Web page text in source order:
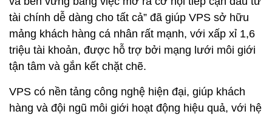
tài chính dễ dàng cho tất cả” đã giúp VPS sở hữu
mảng khách hàng cá nhân rất mạnh, với xấp xỉ 1,6
triệu tài khoản, được hỗ trợ bởi mạng lưới môi giới
tận tâm và gắn kết chặt chẽ.
VPS có nền tảng công nghệ hiện đại, giúp khách
hàng và đội ngũ môi giới hoạt động hiệu quả, với hệ